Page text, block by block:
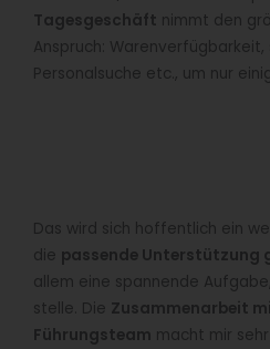
Tagesgeschäft nimmt den
Anspruch:
Personalsuche etc., um nur
Das wird sich hoffentlich ein
die passende Unterstützung
allem eine spannende
stelle. Die Zusammenarbeit
Führungsteam macht mir